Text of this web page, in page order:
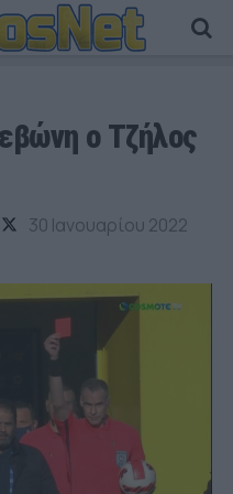
ο Τζήλος
30 Ιανουαρίου 2022